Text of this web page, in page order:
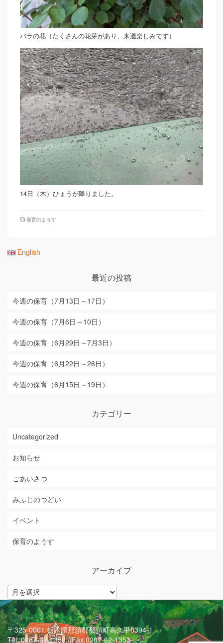
バラの花（たくさんの花芽があり、来週楽しみです）
14日（木）ひょうが降りました。
保育のようす
English
最近の投稿
今週の保育（7月13日～17日）
今週の保育（7月6日～10日）
今週の保育（6月29日～7月3日）
今週の保育（6月22日～26日）
今週の保育（6月15日～19日）
カテゴリー
Uncategorized
お知らせ
ごあいさつ
みふじのつどい
イベント
保育のようす
アーカイブ
ア
ー
カ
イ
ブ
〒325-0001 栃木県那須郡那須町高久甲6394-1
Tel: 0287-62-1350 / Fax:0287-62-1353